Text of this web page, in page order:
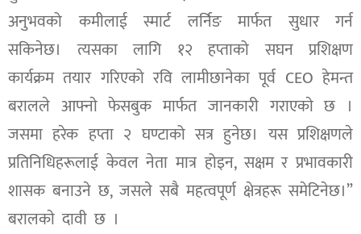
अनुभवको कमीलाई स्मार्ट लर्निङ मार्फत सुधार गर्न
सकिनेछ। त्यसका लागि १२ हप्ताको सघन प्रशिक्षण
कार्यक्रम तयार गरिएको रवि लामीछानेका पूर्व CEO हेमन्त
बरालले आफ्नाे फेसबुक मार्फत जानकारी गराएकाे छ ।
जसमा हरेक हप्ता २ घण्टाको सत्र हुनेछ। यस प्रशिक्षणले
प्रतिनिधिहरूलाई केवल नेता मात्र होइन, सक्षम र प्रभावकारी
शासक बनाउने छ, जसले सबै महत्वपूर्ण क्षेत्रहरू समेटिनेछ।”
बरालकाे दावी छ ।